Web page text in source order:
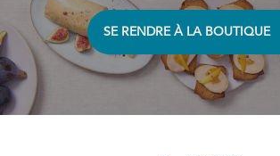
horaires
SE RENDRE À LA BOUTIQUE
VOIR
SUR
LA
CARTE